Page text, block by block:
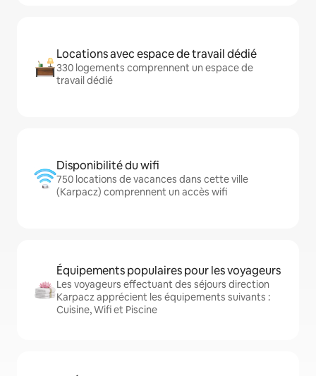
Locations avec espace de travail dédié
330 logements comprennent un espace de
travail dédié
Disponibilité du wifi
750 locations de vacances dans cette ville
(Karpacz) comprennent un accès wifi
Équipements populaires pour les voyageurs
Les voyageurs effectuant des séjours direction
Karpacz apprécient les équipements suivants :
Cuisine, Wifi et Piscine